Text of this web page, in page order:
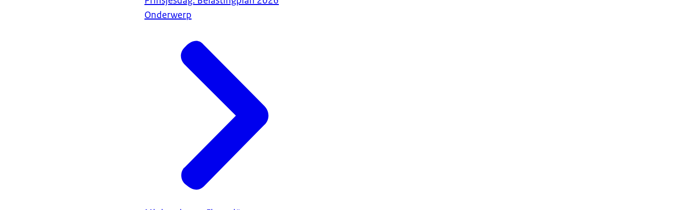
Onderwerp